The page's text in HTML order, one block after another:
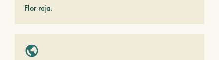
Flor roja.